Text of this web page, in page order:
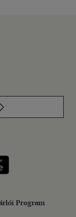
meg: Google
Program